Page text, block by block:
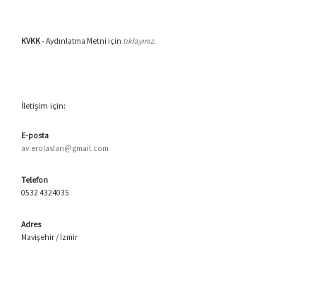
KVKK- Aydınlatma Metni için tıklayınız.
İletişim için:
E-posta
av.erolaslan@gmail.com
Telefon
0532 4324035
Adres
Mavişehir / İzmir